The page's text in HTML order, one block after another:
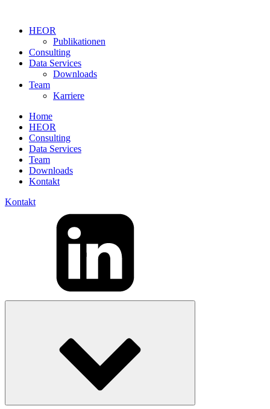
HEOR
Publikationen
Consulting
Data Services
Downloads
Team
Karriere
Home
HEOR
Consulting
Data Services
Team
Downloads
Kontakt
Kontakt